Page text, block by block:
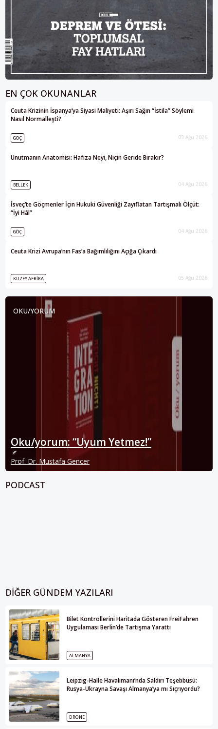
EN ÇOK OKUNANLAR
Ceuta Krizinin İspanya’ya Siyasi Maliyeti: Aşırı Sağın “İstila” Söylemi
Nasıl Normalleşti?
GÖÇ 03 Ağu 2026
Unutmanın Anatomisi: Hafıza Neyi, Niçin Geride Bırakır?
BELLEK 04 Ağu 2026
İsveç’te Göçmenler İçin Hukuki Güvenliği Zayıflatan Tartışmalı Ölçüt:
“İyi Hâl”
GÖÇ 04 Ağu 2026
Ceuta Krizi Avrupa’nın Fas’a Bağımlılığını Açığa Çıkardı
KUZEY AFRIKA 05 Ağu 2026
OKU/YORUM
Oku/yorum: “Uyum Yetmez!”
Prof. Dr. Mustafa Gencer
PODCAST
DIĞER GÜNDEM YAZILARI
Bilet Kontrollerini Haritada Gösteren FreiFahren
Uygulaması Berlin’de Tartışma Yarattı
ALMANYA
Leipzig-Halle Havalimanı’nda Saldırı Teşebbüsü:
Rusya-Ukrayna Savaşı Almanya’ya mı Sıçrıyordu?
DRONE